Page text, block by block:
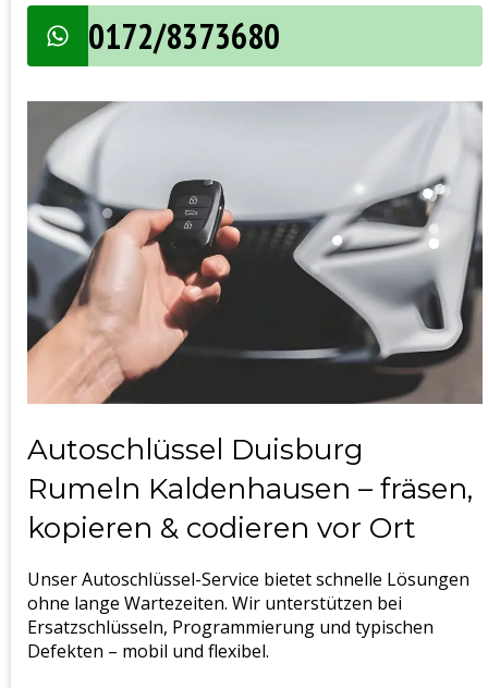
0172/8373680
Autoschlüssel Duisburg
Rumeln Kaldenhausen – fräsen,
kopieren & codieren vor Ort
Unser Autoschlüssel-Service bietet schnelle Lösungen
ohne lange Wartezeiten. Wir unterstützen bei
Ersatzschlüsseln, Programmierung und typischen
Defekten – mobil und flexibel.